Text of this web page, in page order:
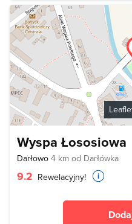
Wyspa Łososiowa
Darłowo 4 km od Darłówka
9.2 Rewelacyjny!